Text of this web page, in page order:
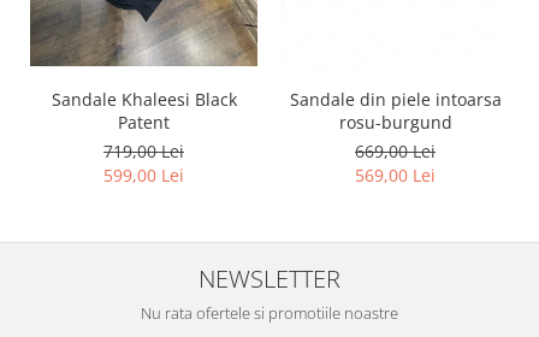
Sandale Khaleesi Black
Patent
719,00 Lei
599,00 Lei
Sandale din piele intoarsa
rosu-burgund
669,00 Lei
569,00 Lei
NEWSLETTER
Nu rata ofertele si promotiile noastre